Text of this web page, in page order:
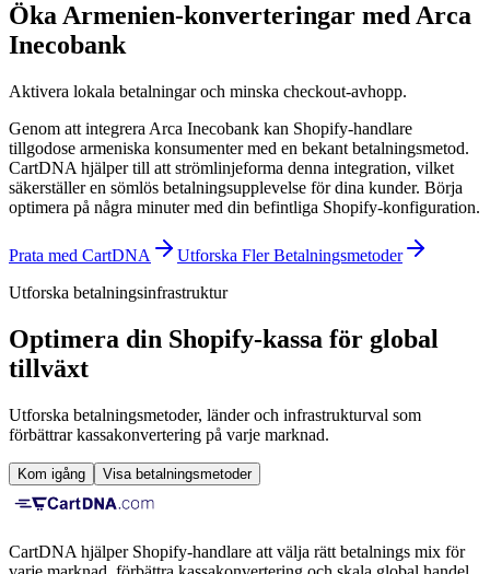
Öka Armenien-konverteringar med Arca
Inecobank
Aktivera lokala betalningar och minska checkout-avhopp.
Genom att integrera Arca Inecobank kan Shopify-handlare
tillgodose armeniska konsumenter med en bekant betalningsmetod.
CartDNA hjälper till att strömlinjeforma denna integration, vilket
säkerställer en sömlös betalningsupplevelse för dina kunder. Börja
optimera på några minuter med din befintliga Shopify-konfiguration.
Prata med CartDNA
Utforska Fler Betalningsmetoder
Utforska betalningsinfrastruktur
Optimera din Shopify-kassa för global
tillväxt
Utforska betalningsmetoder, länder och infrastrukturval som
förbättrar kassakonvertering på varje marknad.
Kom igång Visa betalningsmetoder
CartDNA hjälper Shopify-handlare att välja rätt betalnings mix för